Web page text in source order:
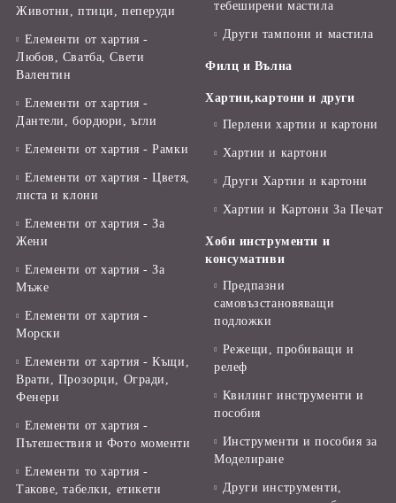
Животни, птици, пеперуди
Елементи от хартия -
Любов, Сватба, Свети
Валентин
Елементи от хартия -
Дантели, бордюри, ъгли
Елементи от хартия - Рамки
Елементи от хартия - Цветя,
листа и клони
Елементи от хартия - За
Жени
Елементи от хартия - За
Мъже
Елементи от хартия -
Морски
Елементи от хартия - Къщи,
Врати, Прозорци, Огради,
Фенери
Елементи от хартия -
Пътешествия и Фото моменти
Елементи то хартия -
Такове, табелки, етикети
тебеширени мастила
Други тампони и мастила
Филц и Вълна
Хартии,картони и други
Перлени хартии и картони
Хартии и картони
Други Хартии и картони
Хартии и Картони За Печат
Хоби инструменти и
консумативи
Предпазни
самовъзстановяващи
подложки
Режещи, пробиващи и
релеф
Квилинг инструменти и
пособия
Инструменти и пособия за
Моделиране
Други инструменти,